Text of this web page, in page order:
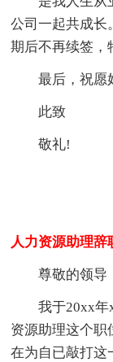
公司一起共成长
期后不再续签，
最后，祝愿
此致
敬礼!
人力资源助理辞
尊敬的领导
我于20xx
资源助理这个职
在为自已敲打这